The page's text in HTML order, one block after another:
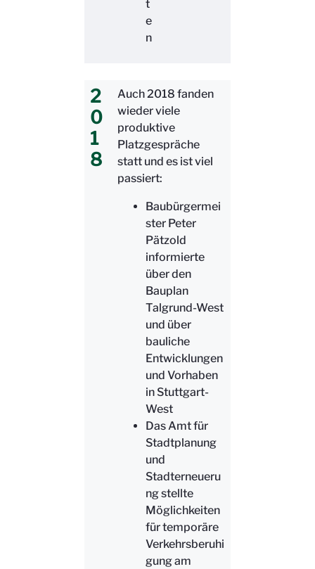
t
e
n
2
0
1
8
Auch 2018 fanden
wieder viele
produktive
Platzgespräche
statt und es ist viel
passiert:
Baubürgermei
ster Peter
Pätzold
informierte
über den
Bauplan
Talgrund-West
und über
bauliche
Entwicklungen
und Vorhaben
in Stuttgart-
West
Das Amt für
Stadtplanung
und
Stadterneueru
ng stellte
Möglichkeiten
für temporäre
Verkehrsberuhi
gung am